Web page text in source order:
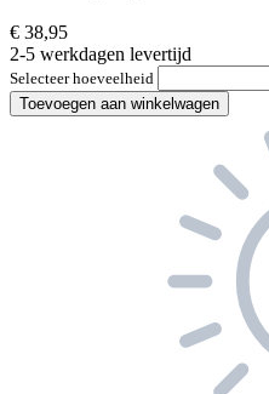
€ 38,95
2-5 werkdagen levertijd
Selecteer hoeveelheid
Toevoegen aan winkelwagen